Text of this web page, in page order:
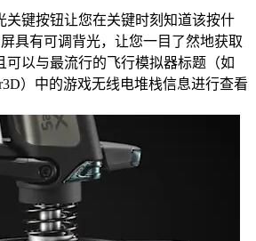
关键按钮让您在关键时刻知道该按什
具有可调背光，让您一目了然地获取
可以与最流行的飞行模拟器标题（如
）中的游戏无线电堆栈信息进行查看